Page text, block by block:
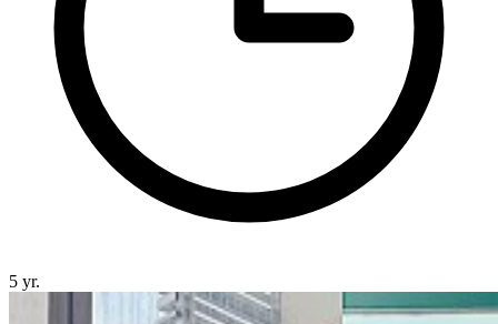
5 yr.